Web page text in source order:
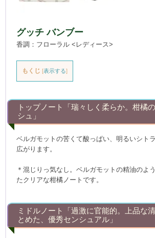
グッチ バンブー
香調：フローラル <レディース>
もくじ [表示する]
トップノート「瑞々しく柔らか。柑橘
シュ」
ベルガモットの苦くて酸っぱい、明るいシト
広がります。
＊混じりっ気なし。ベルガモットの精油のよ
たクリアな柑橘ノートです。
ミドルノート「過激に官能的。上品な
とめた、優秀センシュアル」